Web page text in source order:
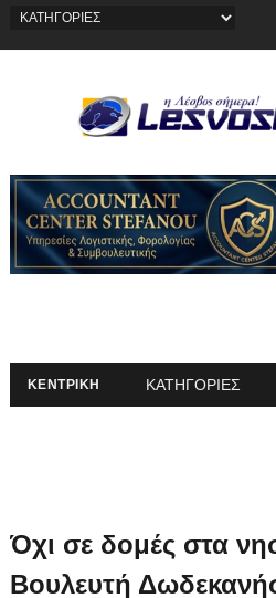
ΚΕΝΤΡΙΚΗ
Όχι σε δομές στα
Βουλευτή